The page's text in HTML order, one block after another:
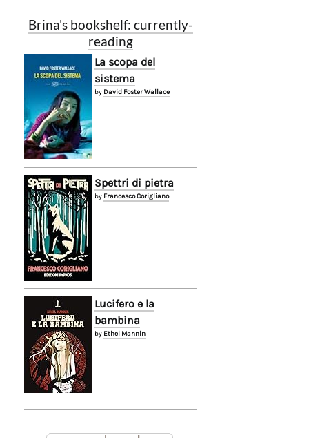
Brina's bookshelf: currently-
reading
La scopa del
sistema
by David Foster Wallace
Spettri di pietra
by Francesco Corigliano
Lucifero e la
bambina
by Ethel Mannin